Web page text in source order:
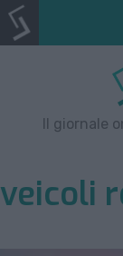
Il giornale
veicoli